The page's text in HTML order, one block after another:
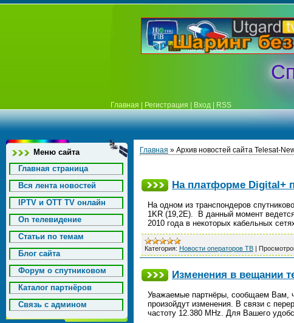
Главная Регистрация Вход RSS
Меню сайта
Главная страница
Вся лента новостей
IPTV и OTT TV онлайн
On телевидение
Статьи по темам
Блог сайта
Форум о спутниковом
Каталог партнёров
Cвязь с админом
Главная » Архив новостей сайта Telesat-
На платформе Digital+
На одном из транспондеров
1KR (19,2E). В данный момент
2010 года в некоторых кабельных
Категория: Новости операторов ТВ |
Изменения в вещании
Уважаемые партнёры, сообщаем Вам,
произойдут изменения. В связи с
частоту 12.380 MHz. Для Вашего